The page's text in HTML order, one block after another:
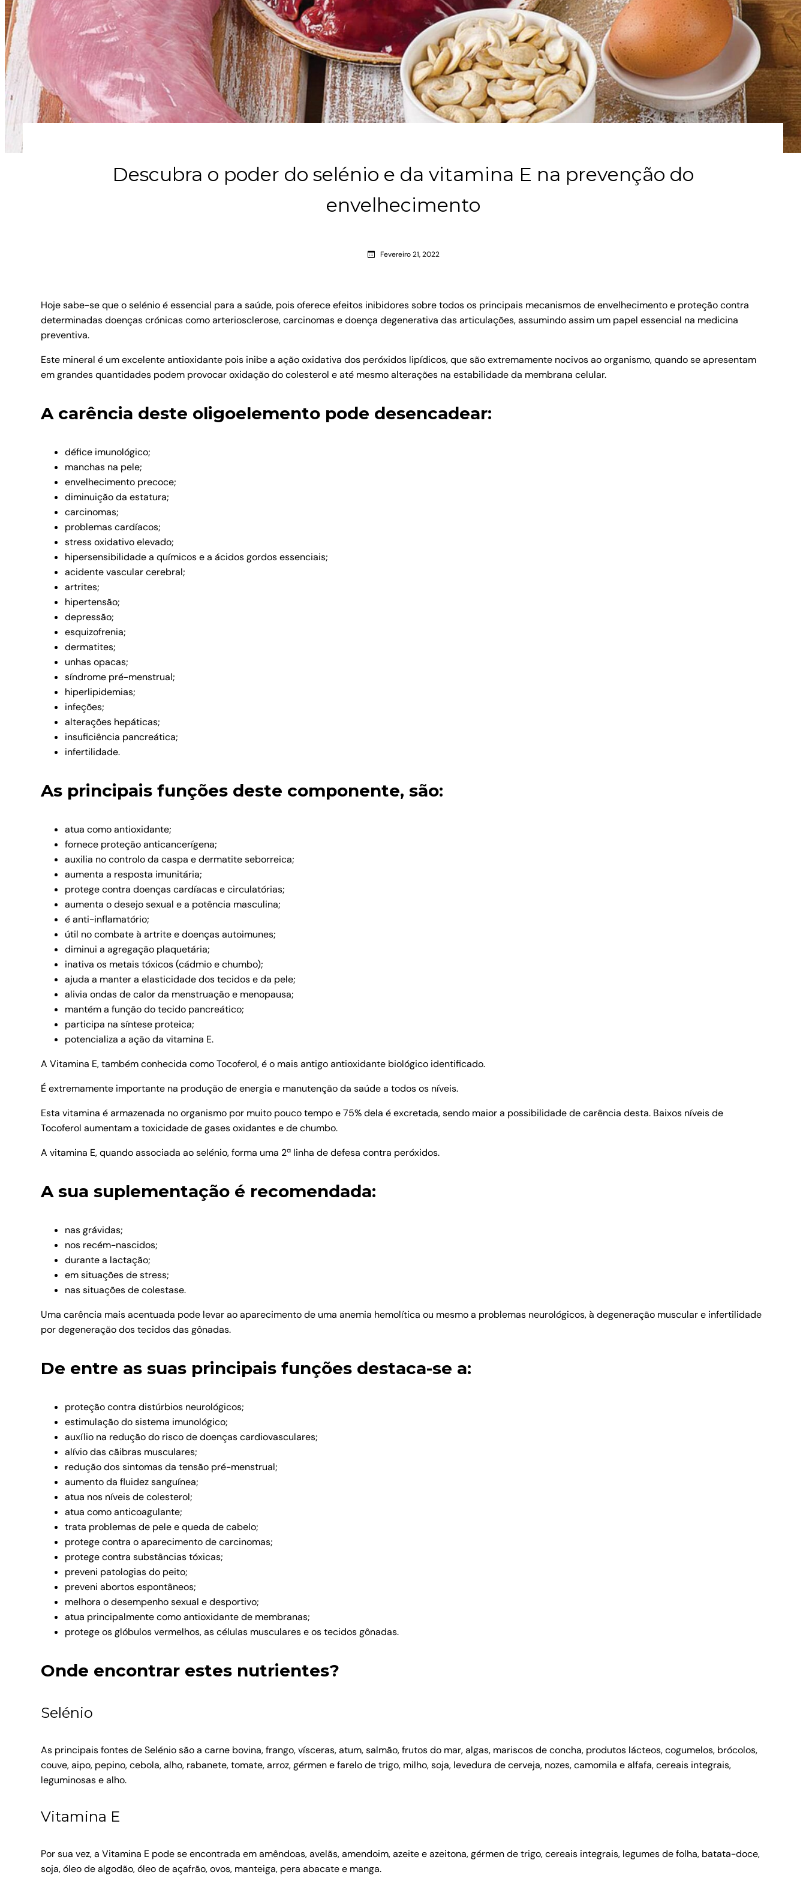
Descubra o poder do selénio e da vitamina E na prevenção do
envelhecimento
Fevereiro 21, 2022
Hoje sabe-se que o selénio é essencial para a saúde, pois oferece efeitos inibidores sobre todos os principais mecanismos de envelhecimento e proteção contra
determinadas doenças crónicas como arteriosclerose, carcinomas e doença degenerativa das articulações, assumindo assim um papel essencial na medicina
preventiva.
Este mineral é um excelente antioxidante pois inibe a ação oxidativa dos peróxidos lipídicos, que são extremamente nocivos ao organismo, quando se apresentam
em grandes quantidades podem provocar oxidação do colesterol e até mesmo alterações na estabilidade da membrana celular.
A carência deste oligoelemento pode desencadear:
défice imunológico;
manchas na pele;
envelhecimento precoce;
diminuição da estatura;
carcinomas;
problemas cardíacos;
stress oxidativo elevado;
hipersensibilidade a químicos e a ácidos gordos essenciais;
acidente vascular cerebral;
artrites;
hipertensão;
depressão;
esquizofrenia;
dermatites;
unhas opacas;
síndrome pré-menstrual;
hiperlipidemias;
infeções;
alterações hepáticas;
insuficiência pancreática;
infertilidade.
As principais funções deste componente, são:
atua como antioxidante;
fornece proteção anticancerígena;
auxilia no controlo da caspa e dermatite seborreica;
aumenta a resposta imunitária;
protege contra doenças cardíacas e circulatórias;
aumenta o desejo sexual e a potência masculina;
é anti-inflamatório;
útil no combate à artrite e doenças autoimunes;
diminui a agregação plaquetária;
inativa os metais tóxicos (cádmio e chumbo);
ajuda a manter a elasticidade dos tecidos e da pele;
alivia ondas de calor da menstruação e menopausa;
mantém a função do tecido pancreático;
participa na síntese proteica;
potencializa a ação da vitamina E.
A Vitamina E, também conhecida como Tocoferol, é o mais antigo antioxidante biológico identificado.
É extremamente importante na produção de energia e manutenção da saúde a todos os níveis.
Esta vitamina é armazenada no organismo por muito pouco tempo e 75% dela é excretada, sendo maior a possibilidade de carência desta. Baixos níveis de
Tocoferol aumentam a toxicidade de gases oxidantes e de chumbo.
A vitamina E, quando associada ao selénio, forma uma 2ª linha de defesa contra peróxidos.
A sua suplementação é recomendada:
nas grávidas;
nos recém-nascidos;
durante a lactação;
em situações de stress;
nas situações de colestase.
Uma carência mais acentuada pode levar ao aparecimento de uma anemia hemolítica ou mesmo a problemas neurológicos, à degeneração muscular e infertilidade
por degeneração dos tecidos das gônadas.
De entre as suas principais funções destaca-se a:
proteção contra distúrbios neurológicos;
estimulação do sistema imunológico;
auxílio na redução do risco de doenças cardiovasculares;
alívio das cãibras musculares;
redução dos sintomas da tensão pré-menstrual;
aumento da fluidez sanguínea;
atua nos níveis de colesterol;
atua como anticoagulante;
trata problemas de pele e queda de cabelo;
protege contra o aparecimento de carcinomas;
protege contra substâncias tóxicas;
preveni patologias do peito;
preveni abortos espontâneos;
melhora o desempenho sexual e desportivo;
atua principalmente como antioxidante de membranas;
protege os glóbulos vermelhos, as células musculares e os tecidos gônadas.
Onde encontrar estes nutrientes?
Selénio
As principais fontes de Selénio são a carne bovina, frango, vísceras, atum, salmão, frutos do mar, algas, mariscos de concha, produtos lácteos, cogumelos, brócolos,
couve, aipo, pepino, cebola, alho, rabanete, tomate, arroz, gérmen e farelo de trigo, milho, soja, levedura de cerveja, nozes, camomila e alfafa, cereais integrais,
leguminosas e alho.
Vitamina E
Por sua vez, a Vitamina E pode se encontrada em amêndoas, avelãs, amendoim, azeite e azeitona, gérmen de trigo, cereais integrais, legumes de folha, batata-doce,
soja, óleo de algodão, óleo de açafrão, ovos, manteiga, pera abacate e manga.